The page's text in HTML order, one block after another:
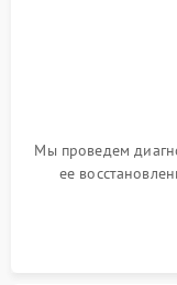
Мы проведем
ее